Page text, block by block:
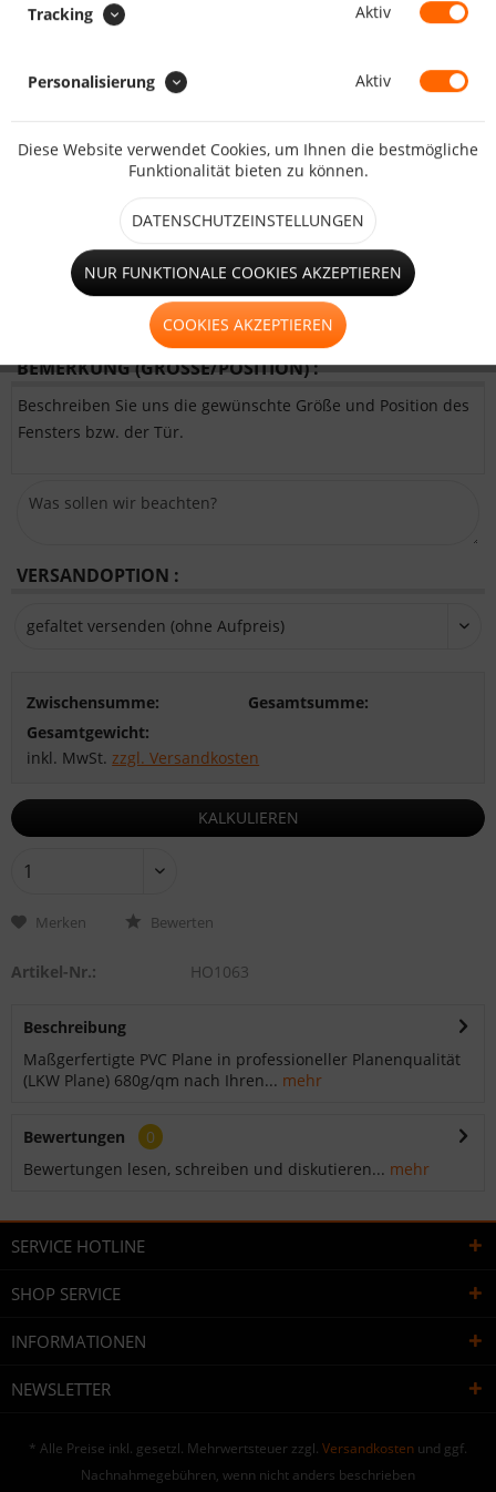
Hohlsaum
Tür mit 2xReißverschluss und
Aufrollriemen
BEMERKUNG (GRÖSSE/POSITION) :
Beschreiben Sie uns die gewünschte Größe und Position des
Fensters bzw. der Tür.
VERSANDOPTION :
Zwischensumme:
Gesamtsumme:
Gesamtgewicht:
inkl. MwSt.zzgl. Versandkosten
KALKULIEREN
Merken Bewerten
Artikel-Nr.: HO1063
Beschreibung
Maßgerfertigte PVC Plane in professioneller Planenqualität
(LKW Plane) 680g/qm nach Ihren... mehr
Bewertungen
0
Bewertungen lesen, schreiben und diskutieren... mehr
SERVICE HOTLINE
SHOP SERVICE
INFORMATIONEN
NEWSLETTER
* Alle Preise inkl. gesetzl. Mehrwertsteuer zzgl. Versandkosten und ggf.
Nachnahmegebühren, wenn nicht anders beschrieben
Tracking Aktiv
Personalisierung Aktiv
Diese Website verwendet Cookies, um Ihnen die bestmögliche
Funktionalität bieten zu können.
DATENSCHUTZEINSTELLUNGEN
NUR FUNKTIONALE COOKIES AKZEPTIEREN
COOKIES AKZEPTIEREN